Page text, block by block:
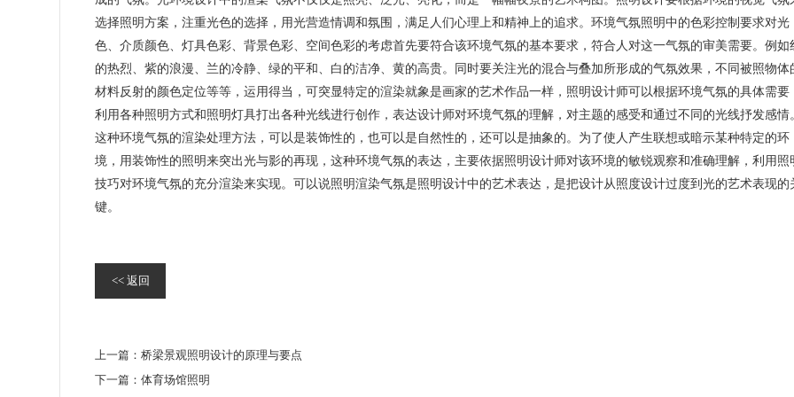
选择照明方案，注重光色的选择，用光营造情调和氛围，满足人们心理上和精神上的追求。环境气氛照明中的色彩控制要求对光
色、介质颜色、灯具色彩、背景色彩、空间色彩的考虑首先要符合该环境气氛的基本要求，符合人对这一气氛的审美需要。例如
的热烈、紫的浪漫、兰的冷静、绿的平和、白的洁净、黄的高贵。同时要关注光的混合与叠加所形成的气氛效果，不同被照物体
材料反射的颜色定位等等，运用得当，可突显特定的渲染就象是画家的艺术作品一样，照明设计师可以根据环境气氛的具体需要
利用各种照明方式和照明灯具打出各种光线进行创作，表达设计师对环境气氛的理解，对主题的感受和通过不同的光线抒发感情
这种环境气氛的渲染处理方法，可以是装饰性的，也可以是自然性的，还可以是抽象的。为了使人产生联想或暗示某种特定的环
境，用装饰性的照明来突出光与影的再现，这种环境气氛的表达，主要依据照明设计师对该环境的敏锐观察和准确理解，利用照
技巧对环境气氛的充分渲染来实现。可以说照明渲染气氛是照明设计中的艺术表达，是把设计从照度设计过度到光的艺术表现的
键。
<< 返回
上一篇： 桥梁景观照明设计的原理与要点
下一篇： 体育场馆照明